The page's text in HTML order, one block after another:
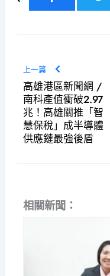
上一篇
高雄港區新聞網 /
南科產值衝破2.97
兆！高雄關推「智
慧保稅」成半導體
供應鏈最強後盾
相關新聞：